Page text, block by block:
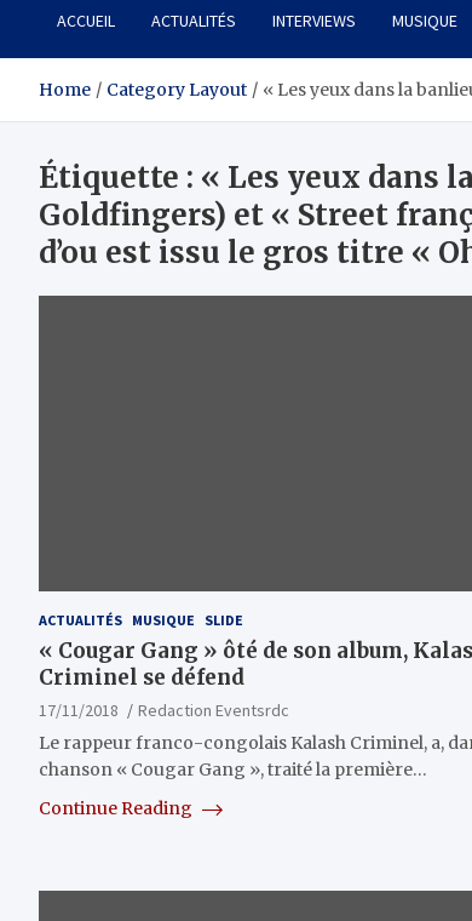
ACCUEIL ACTUALITÉS INTERVIEWS MUSIQUE
Home Category Layout « Les yeux dans la
Étiquette : « Les yeux dans
Goldfingers) et « Street
d’ou est issu le gros titre «
ACTUALITÉS MUSIQUE SLIDE
« Cougar Gang » ôté de son album,
Criminel se défend
17/11/2018
Redaction Eventsrdc
Le rappeur franco-congolais Kalash Criminel, a,
chanson « Cougar Gang », traité la première…
Continue Reading